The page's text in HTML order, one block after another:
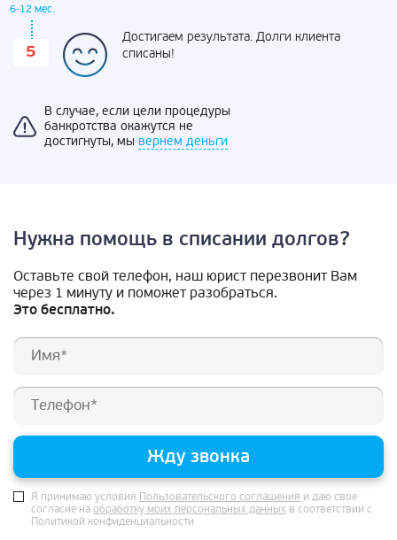
6-12 мес.
Достигаем результата. Долги клиента
списаны!
В случае, если цели процедуры
банкротства окажутся не
достигнуты, мы вернем деньги
Нужна помощь в списании долгов?
Оставьте свой телефон, наш юрист перезвонит Вам
через 1 минуту и поможет разобраться.
Это бесплатно.
Жду звонка
Я принимаю условия Пользовательского соглашения и даю свое
согласие на обработку моих персональных данных в соответствии с
Политикой конфиденциальности